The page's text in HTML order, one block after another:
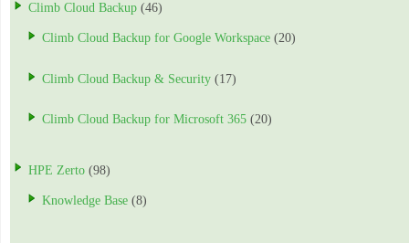
Climb Cloud Backup (46)
Climb Cloud Backup for Google Workspace (20)
Climb Cloud Backup & Security (17)
Climb Cloud Backup for Microsoft 365 (20)
HPE Zerto (98)
Knowledge Base (8)